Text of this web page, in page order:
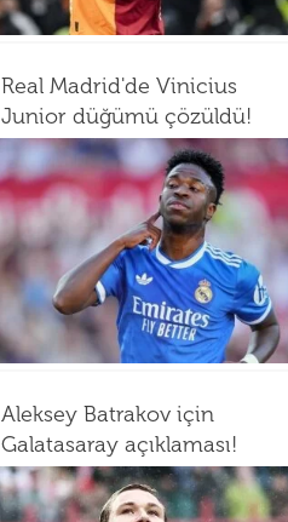
Real Madrid'de Vinicius
Junior düğümü çözüldü!
Aleksey Batrakov için
Galatasaray açıklaması!